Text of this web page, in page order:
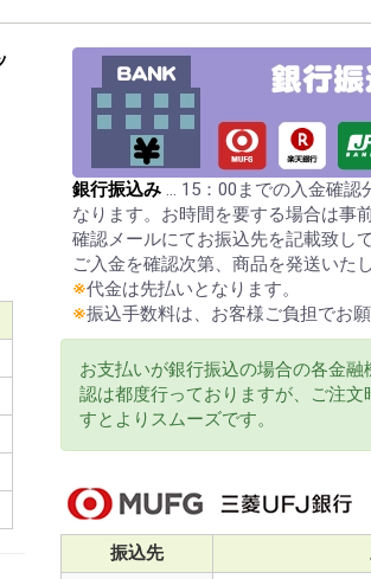
銀行振込み … 15：00までの入金確認
なります。お時間を要する場合は事
確認メールにてお振込先を記載致し
ご入金を確認次第、商品を発送いたし
※代金は先払いとなります。
※振込手数料は、お客様ご負担でお願
お支払いが銀行振込の場合の各金
認は都度行っておりますが、ご注文
すとよりスムーズです。
振込先